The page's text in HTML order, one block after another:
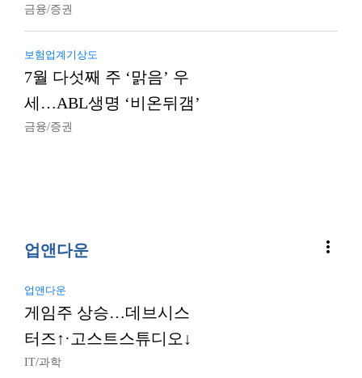
금융/증권
보험업계기상도
7월 다섯째 주 ‘맑음’ 우
세…ABL생명 ‘비온뒤갬’
금융/증권
업앤다운 more_vert
업앤다운
게임주 상승…데브시스
터즈↑·고스트스튜디오↓
IT/과학